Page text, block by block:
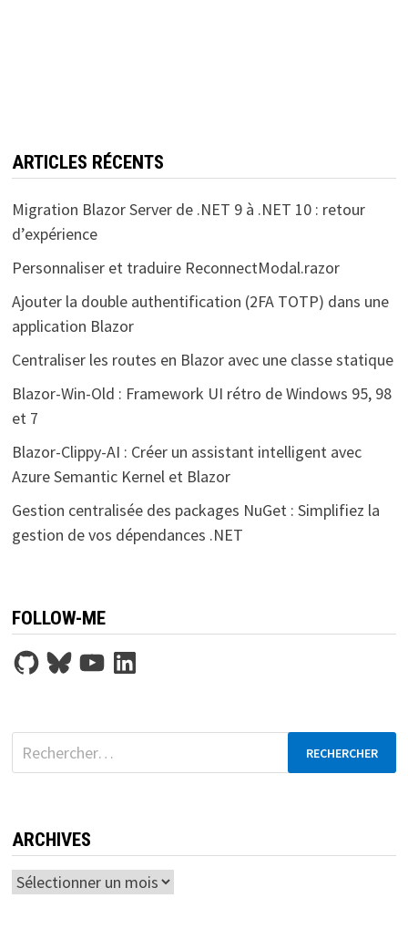
ARTICLES RÉCENTS
Migration Blazor Server de .NET 9 à .NET 10 : retour
d’expérience
Personnaliser et traduire ReconnectModal.razor
Ajouter la double authentification (2FA TOTP) dans une
application Blazor
Centraliser les routes en Blazor avec une classe statique
Blazor-Win-Old : Framework UI rétro de Windows 95, 98
et 7
Blazor-Clippy-AI : Créer un assistant intelligent avec
Azure Semantic Kernel et Blazor
Gestion centralisée des packages NuGet : Simplifiez la
gestion de vos dépendances .NET
FOLLOW-ME
GitHubBlueskyYouTubeLinkedIn
Rechercher :
ARCHIVES
Archives